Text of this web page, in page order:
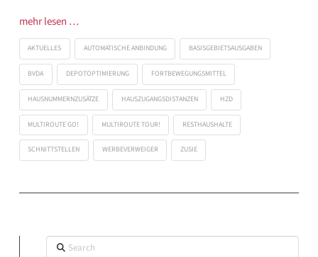
mehr lesen …
AKTUELLES AUTOMATISCHE ANBINDUNG BASISGEBIETSAUSGABEN
BVDA DEPOTOPTIMIERUNG FORTBEWEGUNGSMITTEL
HAUSNUMMERNZUSÄTZE HAUSZUGANGSDISTANZEN HZD
MULTIROUTE GO! MULTIROUTE TOUR! RESTHAUSHALTE
SCHNITTSTELLEN WERBEVERWEIGER ZUSIE
Search